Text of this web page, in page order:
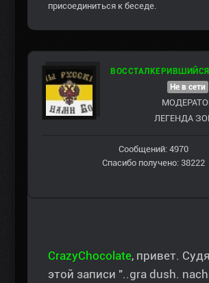
присоединиться к беседе.
ВОССТАЛКЕРИВШИЙСЯ
Не в сети
ЛЕГЕНДА
Сообщений: 4970
Спасибо получено: 38222
CrazyChocolate, привет.
этой записи "..gra dush.